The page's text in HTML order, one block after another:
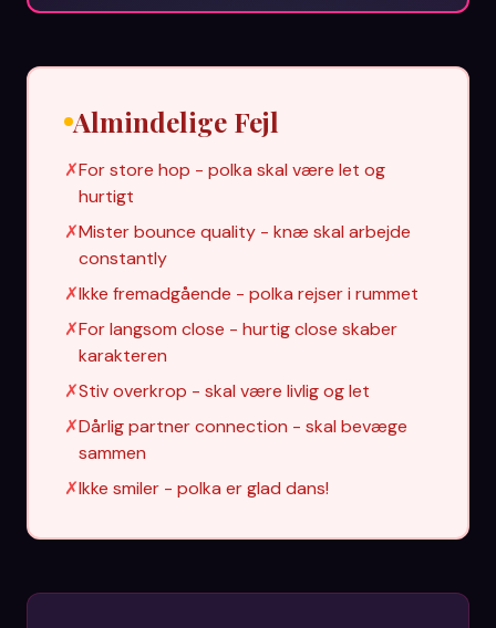
Almindelige Fejl
✗For store hop - polka skal være let og
hurtigt
✗Mister bounce quality - knæ skal arbejde
constantly
✗Ikke fremadgående - polka rejser i rummet
✗For langsom close - hurtig close skaber
karakteren
✗Stiv overkrop - skal være livlig og let
✗Dårlig partner connection - skal bevæge
sammen
✗Ikke smiler - polka er glad dans!